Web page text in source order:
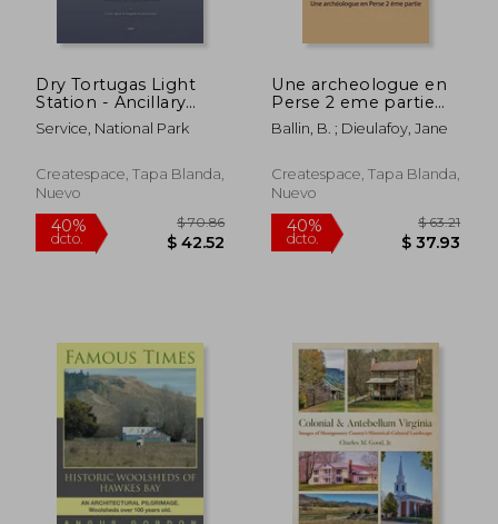
40%
dcto. $ 57.47
45%
dcto.
Dry Tortugas Light
Station - Ancillary
Structures Historic
Structure Report (en
Service, National Park
Createspace, Tapa Blanda,
Nuevo
Une archeologue en
Perse 2 eme partie
(en Francés)
Ballin, B. ; Dieulafoy, Jane
Createspace, Tapa Blanda,
Nuevo